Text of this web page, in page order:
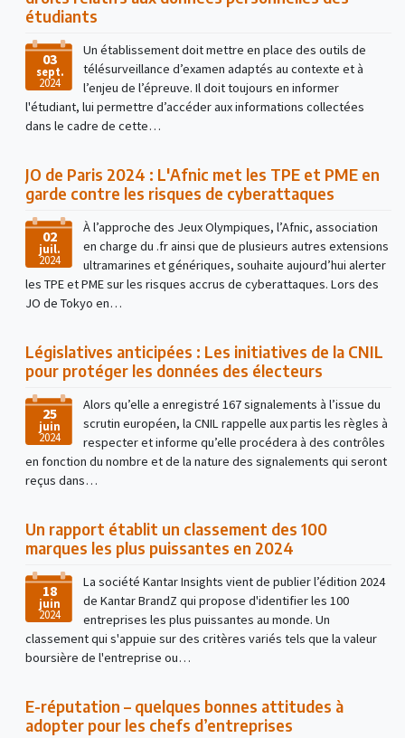
étudiants
03
sept.
2024
Un établissement doit mettre en place des outils de
télésurveillance d’examen adaptés au contexte et à
l’enjeu de l’épreuve. Il doit toujours en informer
l'étudiant, lui permettre d’accéder aux informations collectées
dans le cadre de cette…
JO de Paris 2024 : L'Afnic met les TPE et PME en
garde contre les risques de cyberattaques
02
juil.
2024
À l’approche des Jeux Olympiques, l’Afnic, association
en charge du .fr ainsi que de plusieurs autres extensions
ultramarines et génériques, souhaite aujourd’hui alerter
les TPE et PME sur les risques accrus de cyberattaques. Lors des
JO de Tokyo en…
Législatives anticipées : Les initiatives de la CNIL
pour protéger les données des électeurs
25
juin
2024
Alors qu’elle a enregistré 167 signalements à l’issue du
scrutin européen, la CNIL rappelle aux partis les règles à
respecter et informe qu’elle procédera à des contrôles
en fonction du nombre et de la nature des signalements qui seront
reçus dans…
Un rapport établit un classement des 100
marques les plus puissantes en 2024
18
juin
2024
La société Kantar Insights vient de publier l’édition 2024
de Kantar BrandZ qui propose d'identifier les 100
entreprises les plus puissantes au monde. Un
classement qui s'appuie sur des critères variés tels que la valeur
boursière de l'entreprise ou…
E-réputation – quelques bonnes attitudes à
adopter pour les chefs d’entreprises